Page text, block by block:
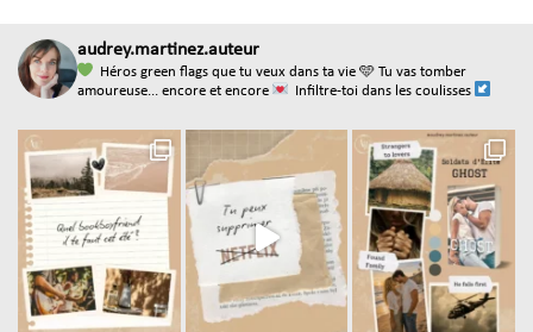
audrey.martinez.auteur
Héros green flags que tu veux dans ta vie 🩵 Tu vas tomber
amoureuse... encore et encore
Infiltre-toi dans les coulisses